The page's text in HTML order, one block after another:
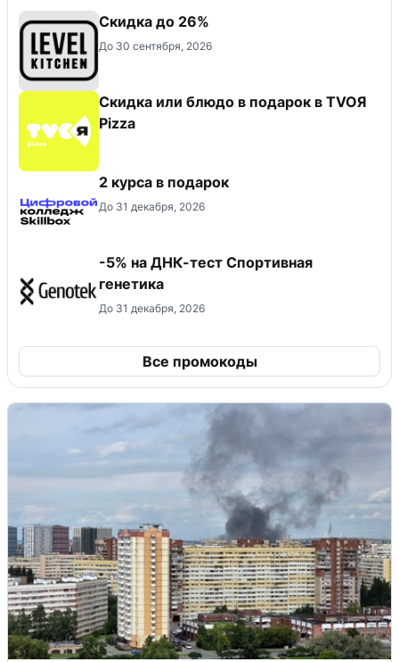
Скидка до 26%
До 30 сентября, 2026
Скидка или блюдо в подарок в TVOЯ
Pizza
2 курса в подарок
До 31 декабря, 2026
-5% на ДНК-тест Спортивная
генетика
До 31 декабря, 2026
Все промокоды